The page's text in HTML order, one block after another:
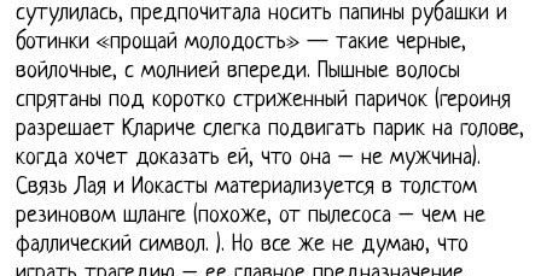
сутулилась, предпочитала носить папины рубашки и
ботинки «прощай молодость» — такие черные,
войлочные, с молнией впереди. Пышные волосы
спрятаны под коротко стриженный паричок (героиня
разрешает Клариче слегка подвигать парик на голове,
когда хочет доказать ей, что она – не мужчина).
Связь Лая и Иокасты материализуется в толстом
резиновом шланге (похоже, от пылесоса – чем не
фаллический символ. ). Но все же не думаю, что